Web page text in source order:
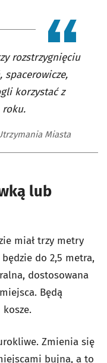
rozstrzygnięciu
spacerowicze,
korzystać z
roku.
Miasta
lub
miał trzy metry
do 2,5 metra,
dostosowana
Będą
Zmienia się
bujna, a to